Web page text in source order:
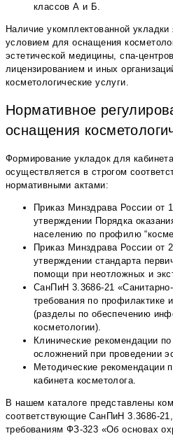
классов А и Б.
Наличие укомплектованной
условием для оснащения
эстетической медицины, спа-
лицензированием и иных
косметологические услуги.
Нормативное
оснащения
Формирование укладок для
осуществляется в строгом
нормативными актами:
Приказ Минздрава России
утверждении Порядка
населению по профилю
Приказ Минздрава России от
утверждении стандарта
помощи при неотложных и
СанПиН 3.3686-21
требования по профилактике
(разделы по обеспечению
косметологии).
Клинические рекомендации
осложнений при проведении
Методические рекомендации
кабинета косметолога.
В нашем каталоге представлены
соответствующие СанПиН 3.3686-
требованиям ФЗ-323 «Об основах